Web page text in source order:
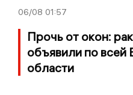
06/08 01:57
Прочь от окон:
объявили по
области